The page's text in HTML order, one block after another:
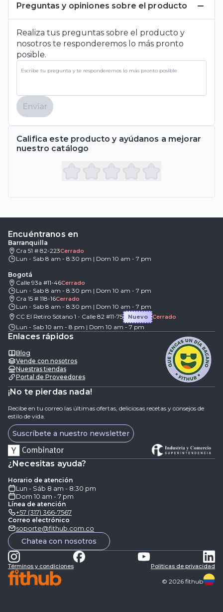
Preguntas y opiniones sobre el producto
Realiza tus preguntas sobre el producto y
nosotros te responderemos lo más pronto
posible.
Enviar
Califica este producto y ayúdanos a mejorar
nuestro catálogo
Encuéntranos en
Barranquilla
Cra 51 # 82-223Cerrado
Lun - Sab 8 am - 8:30 pm | Dom 10 am - 7 pm
Bogotá
Calle 93a #11-46Cerrado
Lun - Sab 8 am - 8:30 pm | Dom 10 am - 7 pm
Cra 15 # 118-16Cerrado
Lun - Sab 8 am - 8:30 pm | Dom 10 am - 7 pm
CC El Retiro Sótano 1 - Calle 82 #11-75
Nuevo Cerrado
Lun - Sab 10 am - 8 pm | Dom 10 am - 7 pm
Enlaces rápidos
Blog
Vende con nosotros
Nuestras tiendas
Portal de Proveedores
¡No te pierdas nada!
Recibe en tu correo las últimas ofertas, deliciosas recetas y consejos de
estilo de vida.
Suscríbete a nuestro newsletter
¿Necesitas ayuda?
Horario de atención
Lun - Sáb 8 am - 8:30 pm
Dom 10 am - 7 pm
Línea de atención
+57 (317) 366-7567
Correo electrónico
soporte@fithub.com.co
Chatea con nosotros
Términos y condiciones Politicas de privacidad
© 2026 fithub